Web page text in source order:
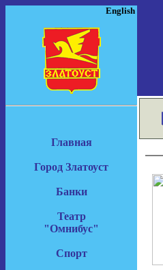
English
Главная
Город Златоуст
Банки
Театр
"Омнибус"
Спорт